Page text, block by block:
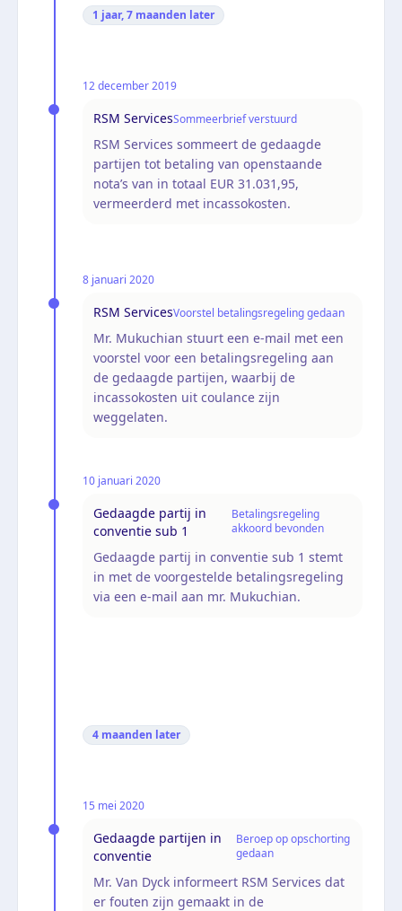
1 jaar, 7 maanden later
12 december 2019
RSM ServicesSommeerbrief verstuurd
RSM Services sommeert de gedaagde
partijen tot betaling van openstaande
nota’s van in totaal EUR 31.031,95,
vermeerderd met incassokosten.
8 januari 2020
RSM ServicesVoorstel betalingsregeling gedaan
Mr. Mukuchian stuurt een e-mail met een
voorstel voor een betalingsregeling aan
de gedaagde partijen, waarbij de
incassokosten uit coulance zijn
weggelaten.
10 januari 2020
Gedaagde partij in
conventie sub 1
Betalingsregeling
akkoord bevonden
Gedaagde partij in conventie sub 1 stemt
in met de voorgestelde betalingsregeling
via een e-mail aan mr. Mukuchian.
4 maanden later
15 mei 2020
Gedaagde partijen in
conventie
Beroep op opschorting
gedaan
Mr. Van Dyck informeert RSM Services dat
er fouten zijn gemaakt in de